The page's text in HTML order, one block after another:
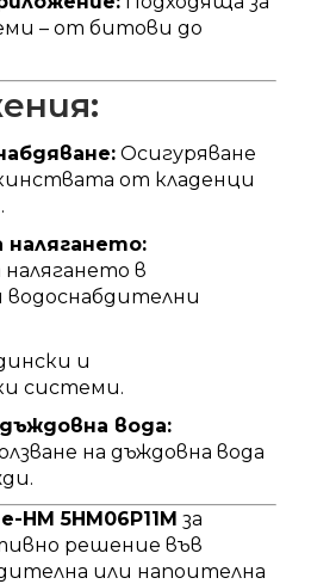
– от битови до
Осигуряване
от кладенци
налягането:
в
и
системи.
вода:
на дъждовна вода
HM 5HM06P11M за
решение във
или напоителна